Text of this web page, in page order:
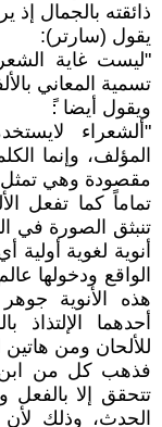
ذائقته بالجمال إذ
يقول (سارتر):
"ليست غاية
تسمية المعاني
ويقول أيضا :ً
"ألشعراء
المؤلف، وإنما
مقصودة وهي تمثل
تماماً كما تفعل
تنبثق الصورة في
أنوية لغوية أولية
الواقع ودخولها
هذه الأنوية
أحدهما
للألحان ومن هاتين
فذهب كل من ابن
تتحقق إلا
الحدث، وذلك